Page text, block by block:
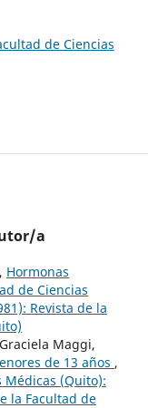
de Ciencias
a
Hormonas
de Ciencias
Revista de la
Maggi,
de 13 años ,
Médicas (Quito):
la Facultad de